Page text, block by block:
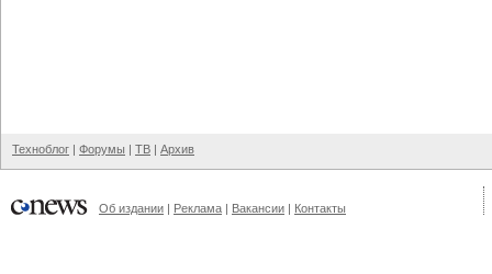
Техноблог | Форумы | ТВ | Архив
Об издании | Реклама | Вакансии | Контакты